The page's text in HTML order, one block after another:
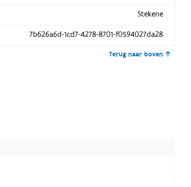
Stekene
7b626a6d-1cd7-4278-8701-f0594027da28
Terug naar boven